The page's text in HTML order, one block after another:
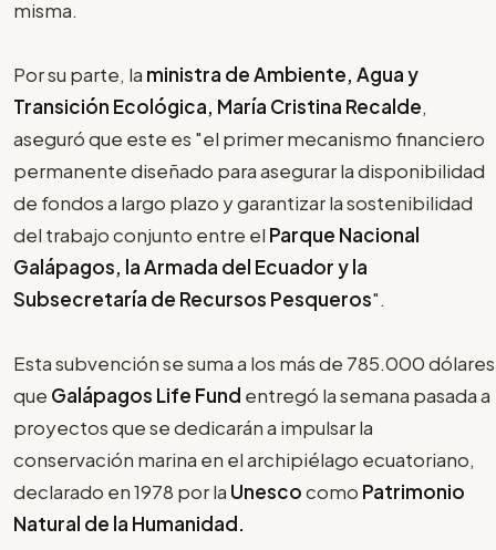
misma.
Por su parte, la ministra de Ambiente, Agua y
Transición Ecológica, María Cristina Recalde,
aseguró que este es "el primer mecanismo financiero
permanente diseñado para asegurar la disponibilidad
de fondos a largo plazo y garantizar la sostenibilidad
del trabajo conjunto entre el Parque Nacional
Galápagos, la Armada del Ecuador y la
Subsecretaría de Recursos Pesqueros".
Esta subvención se suma a los más de 785.000 dólares
que Galápagos Life Fund entregó la semana pasada a
proyectos que se dedicarán a impulsar la
conservación marina en el archipiélago ecuatoriano,
declarado en 1978 por la Unescocomo Patrimonio
Natural de la Humanidad.